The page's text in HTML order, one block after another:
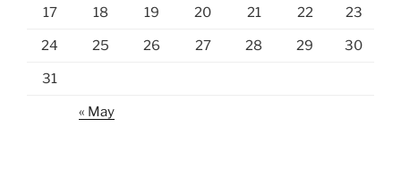
17 18 19 20 21 22 23
24 25 26 27 28 29 30
31
« May